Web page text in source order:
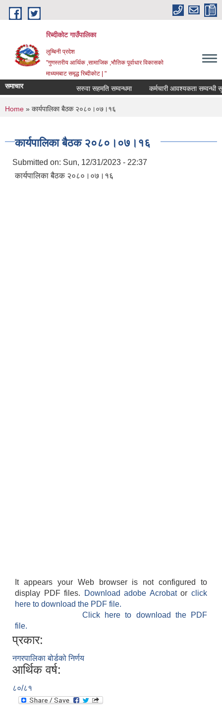
Skip to main content
रिब्दीकोट गाउँपालिका
लुम्बिनी प्रदेश
"गुणस्तरीय आर्थिक ,सामाजिक ,भौतिक पूर्वाधार विकासको
माध्यमबाट समृद्ध रिब्दीकोट | "
समाचार सरुवा सहमति सम्वन्धमा कर्मचारी आवश्यकता सम्वन्धी सूचना
You are here
Home » कार्यपालिका बैठक २०८०।०७।१६
कार्यपालिका बैठक २०८०।०७।१६
Submitted on: Sun, 12/31/2023 - 22:37
कार्यपालिका बैठक २०८०।०७।१६
It appears your Web browser is not configured to
display PDF files.
Download adobe Acrobatorclick
here to download the PDF file.
Click here to download the PDF
file.
प्रकार:
नगरपालिका बोर्डको निर्णय
आर्थिक वर्ष:
८०/८१